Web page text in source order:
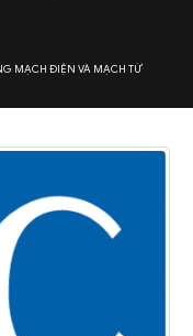
MẠCH ĐIỆN VÀ MẠCH TỪ